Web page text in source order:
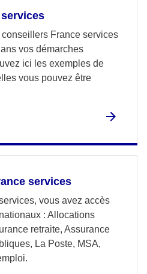
France services
vos démarches
ici les exemples de
vous pouvez être
services
vous avez accès
: Allocations
retraite, Assurance
La Poste, MSA,